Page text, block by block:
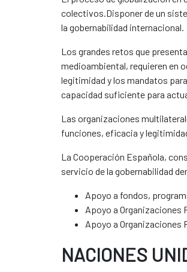
colectivos.Disponer de un
la gobernabilidad internacional.
Los grandes retos que
medioambiental, requieren en
legitimidad y los mandatos
capacidad suficiente para
Las organizaciones
funciones, eficacia y
La Cooperación Española,
servicio de la gobernabilidad
Apoyo a fondos,
Apoyo a Organizaciones
Apoyo a Organizaciones
NACIONES